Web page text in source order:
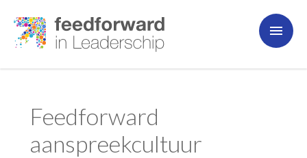
Feedforward
aanspreekcultuur